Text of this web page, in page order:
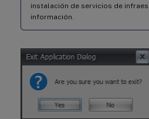
instalación de servicios de
información.